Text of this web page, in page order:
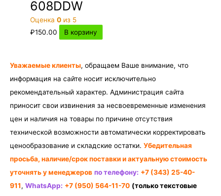
608DDW
Оценка0 из 5
₽150.00 В корзину
Уважаемые клиенты, обращаем Ваше внимание, что
информация на сайте носит исключительно
рекомендательный характер. Администрация сайта
приносит свои извинения за несвоевременные изменения
цен и наличия на товары по причине отсутствия
технической возможности автоматически корректировать
ценообразование и складские остатки. Убедительная
просьба, наличие/срок поставки и актуальную стоимость
уточнять у менеджеров по телефону: +7 (343) 25-40-
911, WhatsApp: +7 (950) 564-11-70 (только текстовые